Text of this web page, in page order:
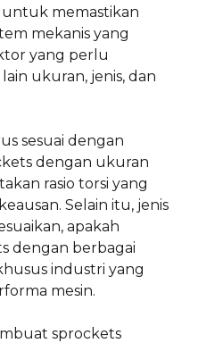
memastikan
mekanis yang
yang perlu
ukuran, jenis, dan
sesuai dengan
dengan ukuran
rasio torsi yang
Selain itu, jenis
apakah
dengan berbagai
industri yang
mesin.
sprockets